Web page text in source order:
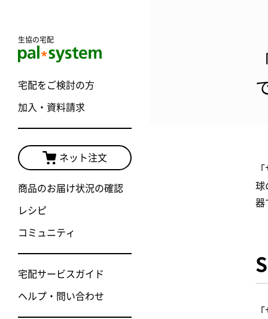
生協の宅配
宅配をご検討の方
加入・資料請求
ネット注文
商品のお届け状況の確認
レシピ
コミュニティ
宅配サービスガイド
ヘルプ・問い合わせ
球
器